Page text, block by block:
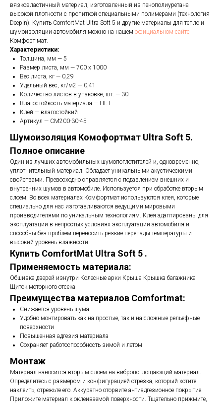
вязкоэластичный материал, изготовленный из пенополиуретана
высокой плотности с пропиткой специальными полимерами (технология
DeepIn). Купить ComfortMat Ultra Soft 5 и другие материалы для тепло и
шумоизоляции автомобиля можно на нашем официальном сайте
Комфорт мат.
Характеристики:
Толщина, мм — 5
Размер листа, мм — 700 х 1000
Вес листа, кг — 0,29
Удельный вес, кг/м2 — 0,41
Количество листов в упаковке, шт. — 30
Влагостойкость материала — НЕТ
Клей — влагостойкий
Артикул — CM200-30-45
Шумоизоляция Комофортмат Ultra Soft 5.
Полное описание
Один из лучших автомобильных шумопоглотителей и, одновременно,
уплотнительный материал. Обладает уникальными акустическими
свойствами. Превосходно справляется с подавлением внешних и
внутренних шумов в автомобиле. Используется при обработке вторым
слоем. Во всех материалах Комфортмат используются клея, которые
специально для нас изготавливаются ведущими мировыми
производителями по уникальным технологиям. Клея адаптированы для
эксплуатации в непростых условиях эксплуатации автомобиля и
способны без проблем переносить резкие перепады температуры и
высокий уровень влажности.
Купить ComfortMat Ultra Soft 5 .
Применяемость материала:
Обшивка дверей изнутри Колесные арки Крыша Крышка багажника
Щиток моторного отсека
Преимущества материалов Comfortmat:
Снижается уровень шума
Удобно монтировать как на простые, так и на сложные рельефные
поверхности
Повышенная адгезия материала
Сохраняет работоспособность зимой и летом
Монтаж
Материал наносится вторым слоем на вибропоглощающий материал.
Определитесь с размером и конфигурацией отрезка, который хотите
наклеить, отрежьте его. Аккуратно оторвите антиадгезионное покрытие.
Приложите материал к оклеиваемой поверхности. Тщательно прижмите,